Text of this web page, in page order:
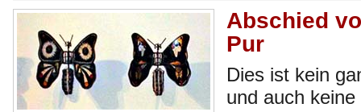
Abschied
Pur
Dies ist kein
und auch